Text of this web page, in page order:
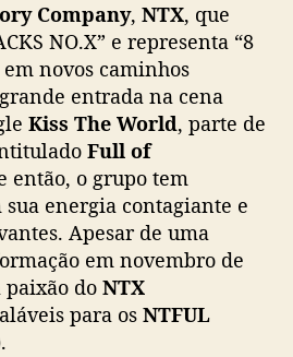
o
N
T
Company, NTX, que
NO.X” e representa “8
novos caminhos
entrada na cena
Kiss The World, parte de
Full of
então, o grupo tem
sua energia contagiante e
Apesar de uma
em novembro de
paixão do NTX
para os NTFUL